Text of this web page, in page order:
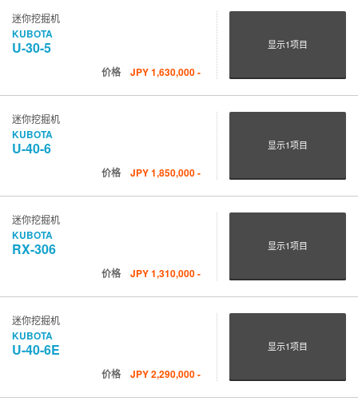
迷你挖掘机
KUBOTA
U-30-5
价格 JPY1,630,000-
显示1项目
迷你挖掘机
KUBOTA
U-40-6
价格 JPY1,850,000-
显示1项目
迷你挖掘机
KUBOTA
RX-306
价格 JPY1,310,000-
显示1项目
迷你挖掘机
KUBOTA
U-40-6E
价格 JPY2,290,000-
显示1项目